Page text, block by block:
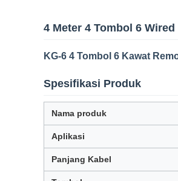
4 Meter 4 Tombol 6
KG-6 4 Tombol 6 Kawat
Spesifikasi Produk
Nama produk
Aplikasi
Panjang Kabel